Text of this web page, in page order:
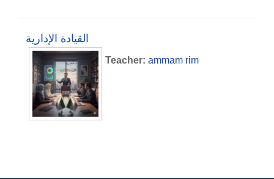
القيادة الإدارية
Teacher: ammam rim